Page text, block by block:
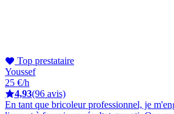
Top prestataire
Youssef
25 €/h
4,93(96 avis)
En tant que bricoleur professionnel, je